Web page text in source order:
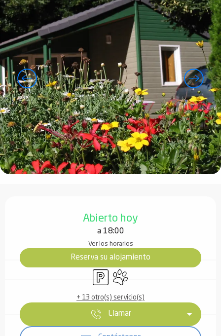
Abierto hoy
a 18:00
Ver los horarios
Reserva su alojamiento
AparcamientoSe aceptan animales
+ 13 otro(s) servicio(s)
Llamar